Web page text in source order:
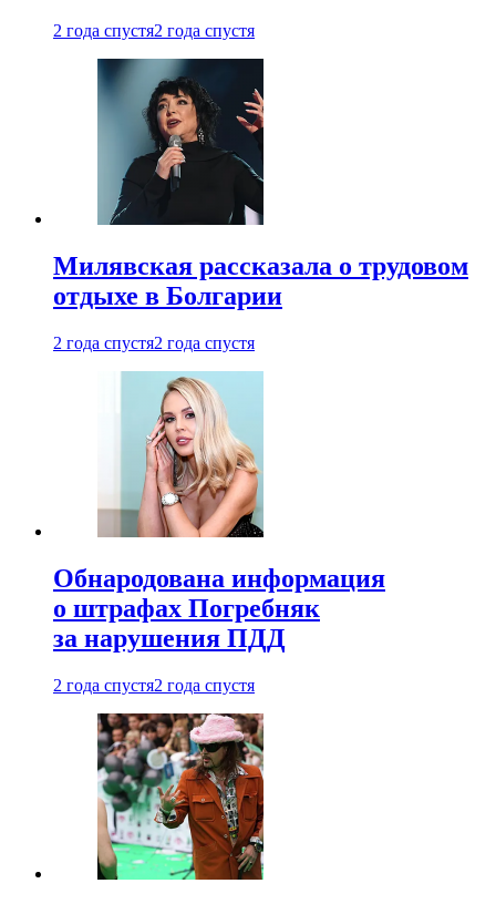
2 года спустя2 года спустя
Милявская рассказала о трудовом
отдыхе в Болгарии
2 года спустя2 года спустя
Обнародована информация
о штрафах Погребняк
за нарушения ПДД
2 года спустя2 года спустя